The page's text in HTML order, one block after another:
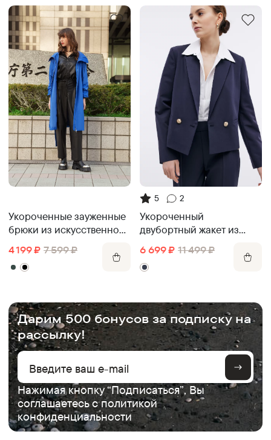
Укороченные зауженные
брюки из искусственной
4 199 ₽ 7 599 ₽
5 2
Укороченный
двубортный жакет из
6 699 ₽ 11 499 ₽
Дарим 500 бонусов за подписку на
рассылку!
Нажимая кнопку “Подписаться”, Вы
соглашаетесь сполитикой
конфиденциальности